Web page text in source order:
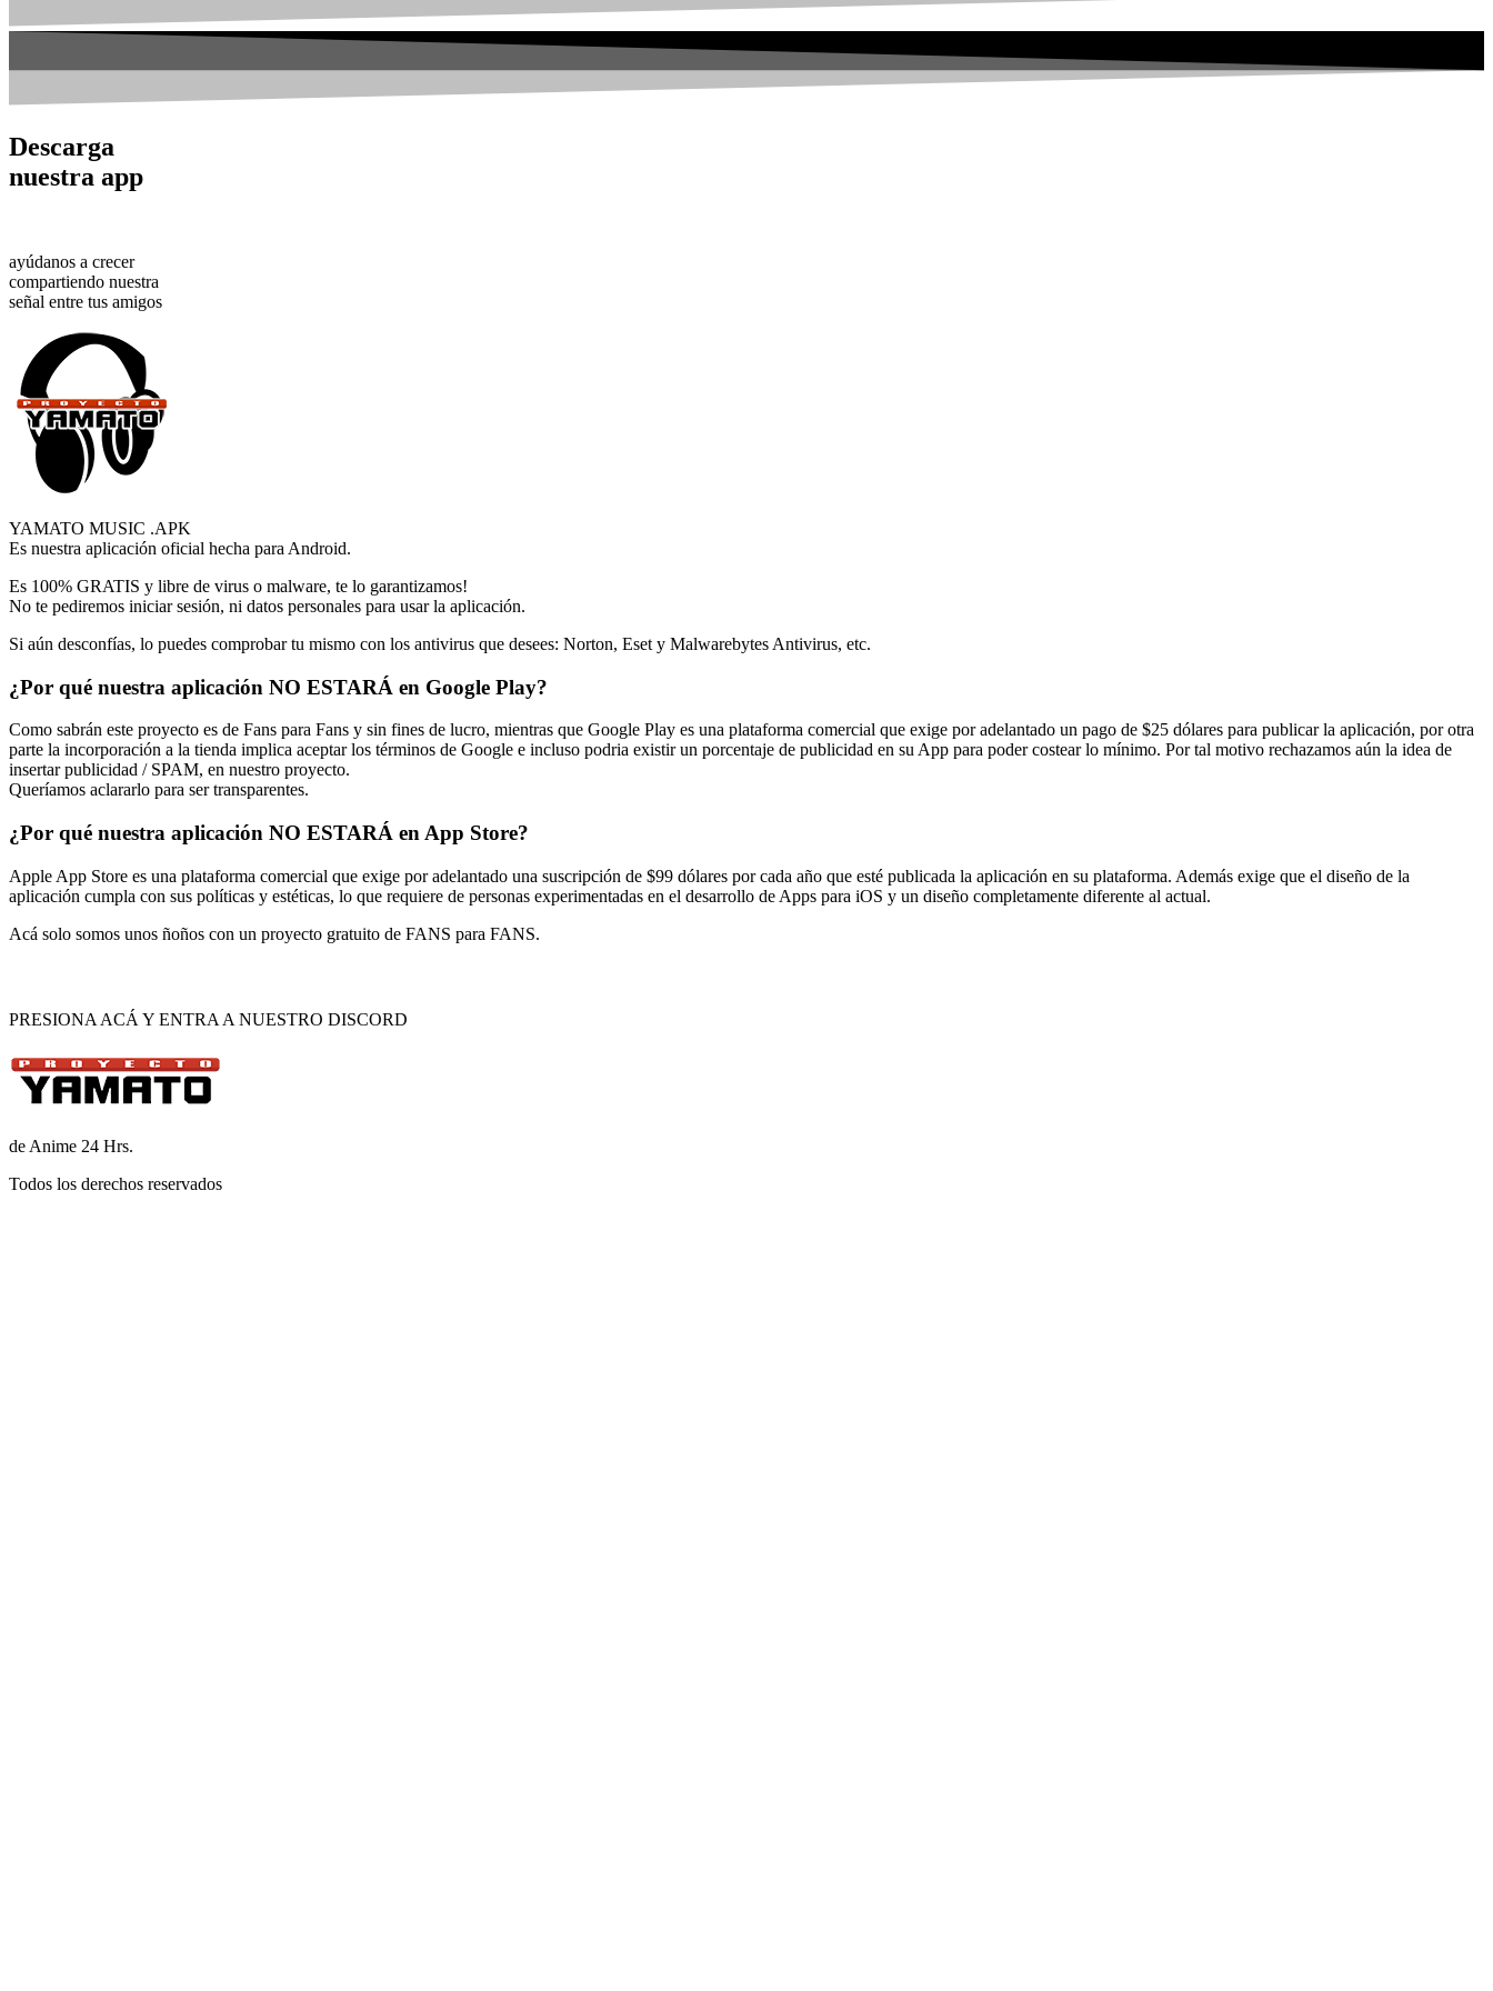
Descarga
nuestra app
ayúdanos a crecer
compartiendo nuestra
señal entre tus amigos
YAMATO MUSIC .APK
Es nuestra aplicación oficial hecha para Android.
Es 100% GRATIS y libre de virus o malware, te lo garantizamos!
No te pediremos iniciar sesión, ni datos personales para usar la aplicación.
Si aún desconfías, lo puedes comprobar tu mismo con los antivirus que desees: Norton, Eset y Malwarebytes Antivirus, etc.
¿Por qué nuestra aplicación NO ESTARÁ en Google Play?
Como sabrán este proyecto es de Fans para Fans y sin fines de lucro, mientras que Google Play es una plataforma comercial que exige por adelantado un pago de $25 dólares para publicar la aplicación, por otra
parte la incorporación a la tienda implica aceptar los términos de Google e incluso podria existir un porcentaje de publicidad en su App para poder costear lo mínimo. Por tal motivo rechazamos aún la idea de
insertar publicidad / SPAM, en nuestro proyecto.
Queríamos aclararlo para ser transparentes.
¿Por qué nuestra aplicación NO ESTARÁ en App Store?
Apple App Store es una plataforma comercial que exige por adelantado una suscripción de $99 dólares por cada año que esté publicada la aplicación en su plataforma. Además exige que el diseño de la
aplicación cumpla con sus políticas y estéticas, lo que requiere de personas experimentadas en el desarrollo de Apps para iOS y un diseño completamente diferente al actual.
Acá solo somos unos ñoños con un proyecto gratuito de FANS para FANS.
PRESIONA ACÁ Y ENTRA A NUESTRO DISCORD
de Anime 24 Hrs.
Todos los derechos reservados